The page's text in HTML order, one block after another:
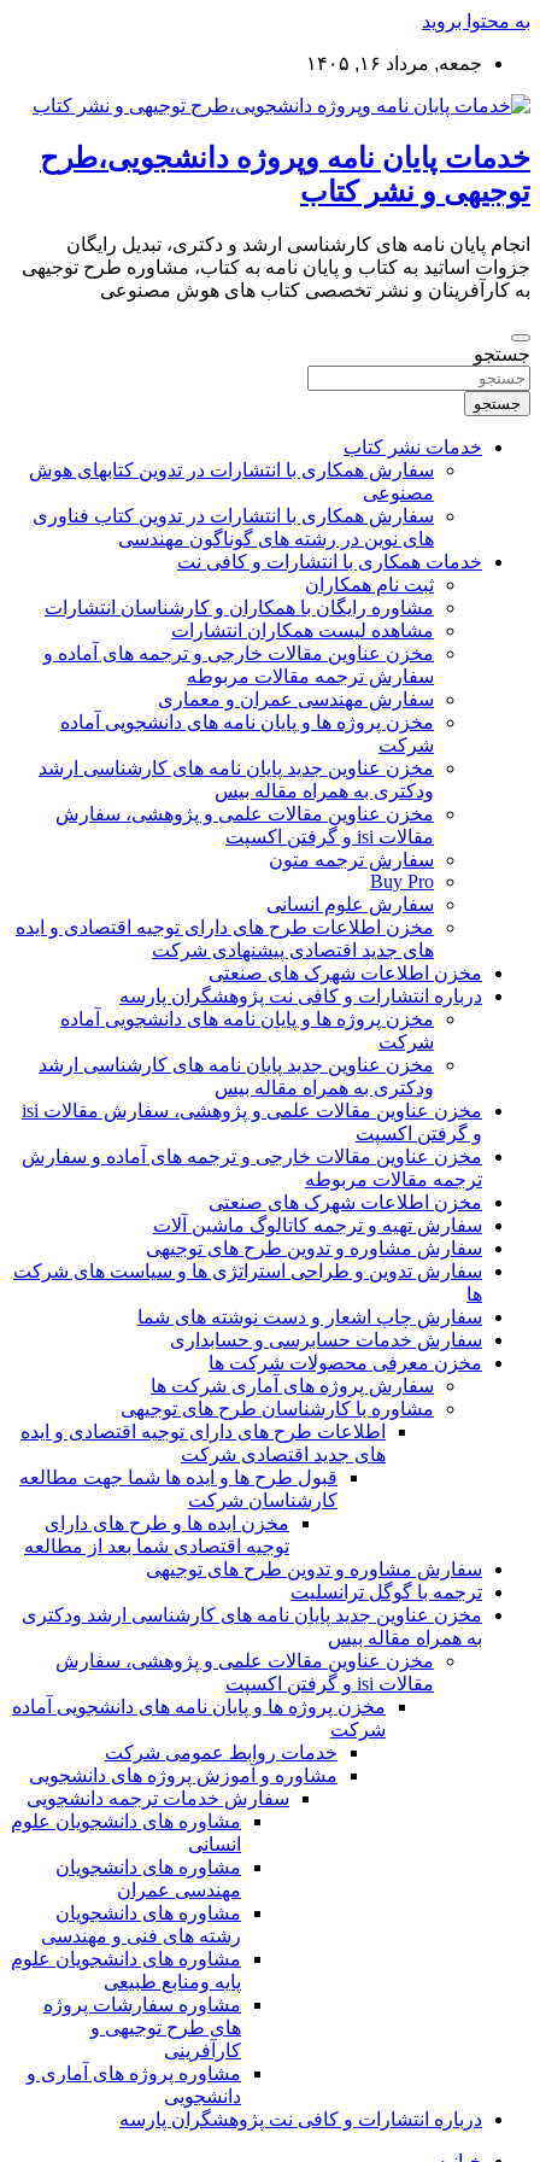
به محتوا بروید
جمعه, مرداد ۱۶, ۱۴۰۵
خدمات پایان نامه وپروژه دانشجویی،طرح
توجیهی و نشر کتاب
انجام پایان نامه های کارشناسی ارشد و دکتری، تبدیل رایگان
جزوات اساتید به کتاب و پایان نامه به کتاب، مشاوره طرح توجیهی
به کارآفرینان و نشر تخصصی کتاب های هوش مصنوعی
جستجو
جستجو
خدمات نشر کتاب
سفارش همکاری با انتشارات در تدوین کتابهای هوش
مصنوعی
سفارش همکاری با انتشارات در تدوین کتاب فناوری
های نوین در رشته های گوناگون مهندسی
خدمات همکاری با انتشارات و کافی نت
ثبت نام همکاران
مشاوره رایگان با همکاران و کارشناسان انتشارات
مشاهده لیست همکاران انتشارات
مخزن عناوین مقالات خارجی و ترجمه های آماده و
سفارش ترجمه مقالات مربوطه
سفارش مهندسی عمران و معماری
مخزن پروژه ها و پایان نامه های دانشجویی آماده
شرکت
مخزن عناوین جدید پایان نامه های کارشناسی ارشد
ودکتری به همراه مقاله بیس
مخزن عناوین مقالات علمی و پژوهشی، سفارش
مقالات isi و گرفتن اکسپت
سفارش ترجمه متون
Buy Pro
سفارش علوم انسانی
مخزن اطلاعات طرح های دارای توجیه اقتصادی و ایده
های جدید اقتصادی پیشنهادی شرکت
مخزن اطلاعات شهرک های صنعتی
درباره انتشارات و کافی نت پژوهشگران پارسه
مخزن پروژه ها و پایان نامه های دانشجویی آماده
شرکت
مخزن عناوین جدید پایان نامه های کارشناسی ارشد
ودکتری به همراه مقاله بیس
مخزن عناوین مقالات علمی و پژوهشی، سفارش مقالات isi
و گرفتن اکسپت
مخزن عناوین مقالات خارجی و ترجمه های آماده و سفارش
ترجمه مقالات مربوطه
مخزن اطلاعات شهرک های صنعتی
سفارش تهیه و ترجمه کاتالوگ ماشین آلات
سفارش مشاوره و تدوین طرح های توجیهی
سفارش تدوین و طراحی استراتژی ها و سیاست های شرکت
ها
سفارش چاپ اشعار و دست نوشته های شما
سفارش خدمات حسابرسی و حسابداری
مخزن معرفی محصولات شرکت ها
سفارش پروژه های آماری شرکت ها
مشاوره با کارشناسان طرح های توجیهی
اطلاعات طرح های دارای توجیه اقتصادی و ایده
های جدید اقتصادی شرکت
قبول طرح ها و ایده ها شما جهت مطالعه
کارشناسان شرکت
مخزن ایده ها و طرح های دارای
توجیه اقتصادی شما بعد از مطالعه
سفارش مشاوره و تدوین طرح های توجیهی
ترجمه با گوگل ترانسلیت
مخزن عناوین جدید پایان نامه های کارشناسی ارشد ودکتری
به همراه مقاله بیس
مخزن عناوین مقالات علمی و پژوهشی، سفارش
مقالات isi و گرفتن اکسپت
مخزن پروژه ها و پایان نامه های دانشجویی آماده
شرکت
خدمات روابط عمومی شرکت
مشاوره و آموزش پروژه های دانشجویی
سفارش خدمات ترجمه دانشجویی
مشاوره های دانشجویان علوم
انسانی
مشاوره های دانشجویان
مهندسی عمران
مشاوره های دانشجویان
رشته های فنی و مهندسی
مشاوره های دانشجویان علوم
پایه ومنابع طبیعی
مشاوره سفارشات پروژه
های طرح توجیهی و
کارآفرینی
مشاوره پروژه های آماری و
دانشجویی
درباره انتشارات و کافی نت پژوهشگران پارسه